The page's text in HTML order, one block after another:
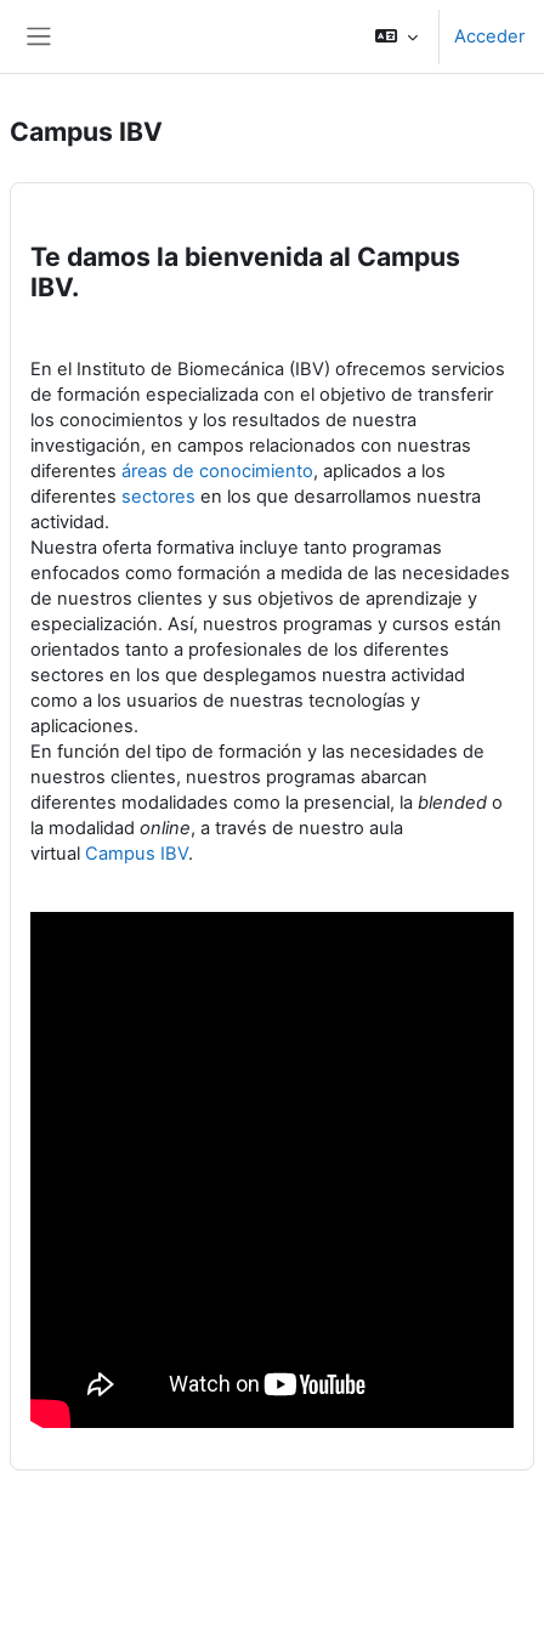
Acceder
Campus IBV
Te damos la bienvenida al Campus
IBV.
En el Instituto de Biomecánica (IBV) ofrecemos servicios
de formación especializada con el objetivo de transferir
los conocimientos y los resultados de nuestra
investigación, en campos relacionados con nuestras
diferentes áreas de conocimiento, aplicados a los
diferentes sectores en los que desarrollamos nuestra
actividad.
Nuestra oferta formativa incluye tanto programas
enfocados como formación a medida de las necesidades
de nuestros clientes y sus objetivos de aprendizaje y
especialización. Así, nuestros programas y cursos están
orientados tanto a profesionales de los diferentes
sectores en los que desplegamos nuestra actividad
como a los usuarios de nuestras tecnologías y
aplicaciones.
En función del tipo de formación y las necesidades de
nuestros clientes, nuestros programas abarcan
diferentes modalidades como la presencial, la blended o
la modalidad online, a través de nuestro aula
virtual Campus IBV.